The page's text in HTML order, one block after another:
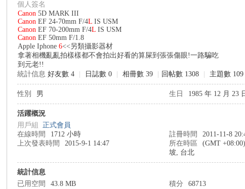
個人簽名
Canon 5D MARK III
Canon EF 24-70mm F/4L IS USM
Canon EF 70-200mm F/4L IS USM
Canon EF 50mm F/1.8
Apple Iphone6<<另類攝影器材
拿著相機亂亂拍樣樣都不會拍出好看的算屎到張張傷眼!一路騙吃
到元老!!
統計信息 好友數 4 日誌數 0 相冊數 39 回帖數 1308 主題數 109
性別 男 生日 1985 年 12 月 23
活躍概況
用戶組 正式會員
在線時間
1712 小時 註冊時間 2011-11-8
上次發表時間
2015-9-1 14:47 所在時區
(GMT
坡, 台北
統計信息
已用空間
43.8 MB 積分 68713